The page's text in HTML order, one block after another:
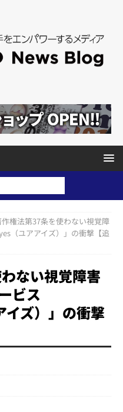
権法第37条を使わない視覚障
（ユアアイズ）」の衝撃【追
ない視覚障害
ビス
イズ）」の衝撃